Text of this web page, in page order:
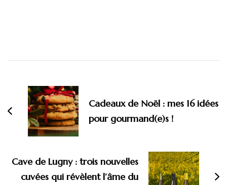
d'article
Cadeaux de Noël : mes 16 idées
pour gourmand(e)s !
Cave de Lugny : trois nouvelles
cuvées qui révèlent l’âme du